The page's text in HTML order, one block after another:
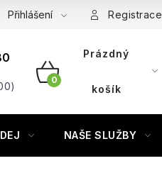
Přihlášení Registrace
NÁKUPNÍ
Prázdný
košík
NAŠE SLUŽBY